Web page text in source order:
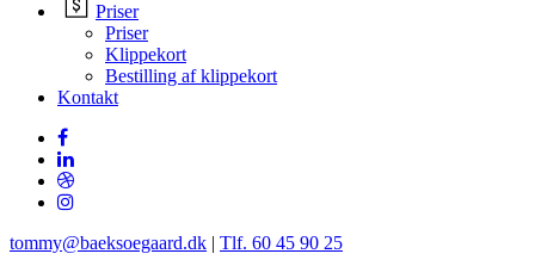
Priser
Priser
Klippekort
Bestilling af klippekort
Kontakt
tommy@baeksoegaard.dk | Tlf. 60 45 90 25